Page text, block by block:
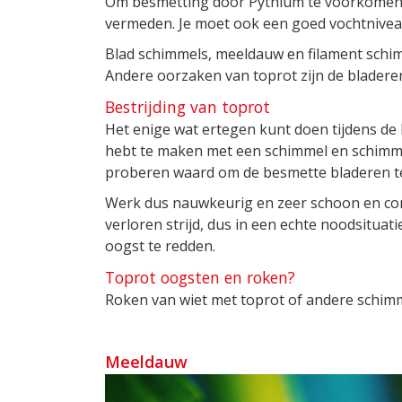
vermeden. Je moet ook een goed
Blad schimmels, meeldauw en filament
Andere oorzaken van toprot zijn de
Bestrijding van toprot
Het enige wat ertegen kunt doen tijdens
hebt te maken met een schimmel en
proberen waard om de besmette bladeren
Werk dus nauwkeurig en zeer schoon en
verloren strijd, dus in een echte
oogst te redden.
Toprot oogsten en roken?
Roken van wiet met toprot of andere
Meeldauw